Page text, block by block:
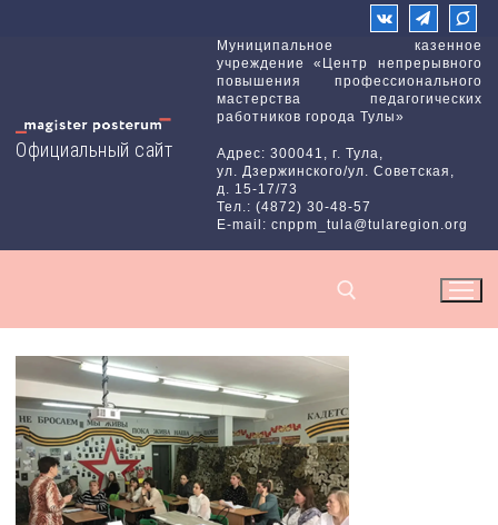
Официальный сайт
Муниципальное казенное
учреждение «Центр непрерывного
повышения профессионального
мастерства педагогических
работников города Тулы»
Адрес: 300041, г. Тула,
ул. Дзержинского/ул. Советская,
д. 15-17/73
Тел.: (4872) 30-48-57
E-mail: cnppm_tula@tularegion.org
Найти: